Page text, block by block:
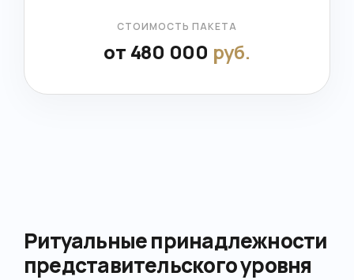
СТОИМОСТЬ ПАКЕТА
от 480 000 руб.
Ритуальные принадлежности
представительского уровня